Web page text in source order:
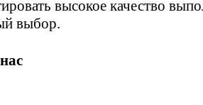
высокое качество
выбор.